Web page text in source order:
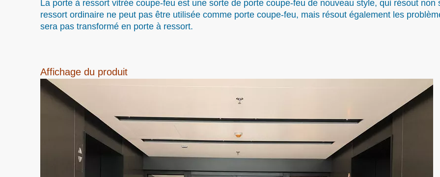
La porte à ressort vitrée coupe-feu est une sorte de porte coupe-feu de nouveau style, qui résout
ressort ordinaire ne peut pas être utilisée comme porte coupe-feu, mais résout également les
sera pas transformé en porte à ressort.
Affichage du produit